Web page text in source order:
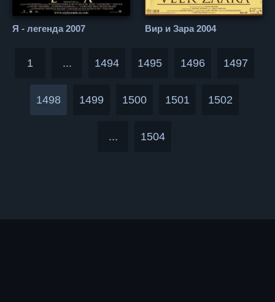
Я - легенда 2007 Вир и Зара 2004
1 ... 1494 1495 1496 1497
1498 1499 1500 1501 1502
... 1504